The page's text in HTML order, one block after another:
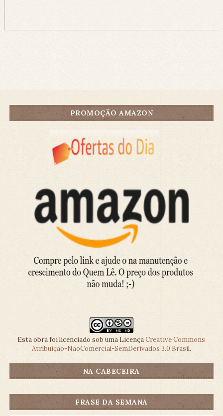
PROMOÇÃO AMAZON
Esta obra foi licenciado sob uma LicençaCreative Commons
Atribuição-NãoComercial-SemDerivados 3.0 Brasil.
NA CABECEIRA
FRASE DA SEMANA